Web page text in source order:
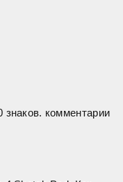
комментарии